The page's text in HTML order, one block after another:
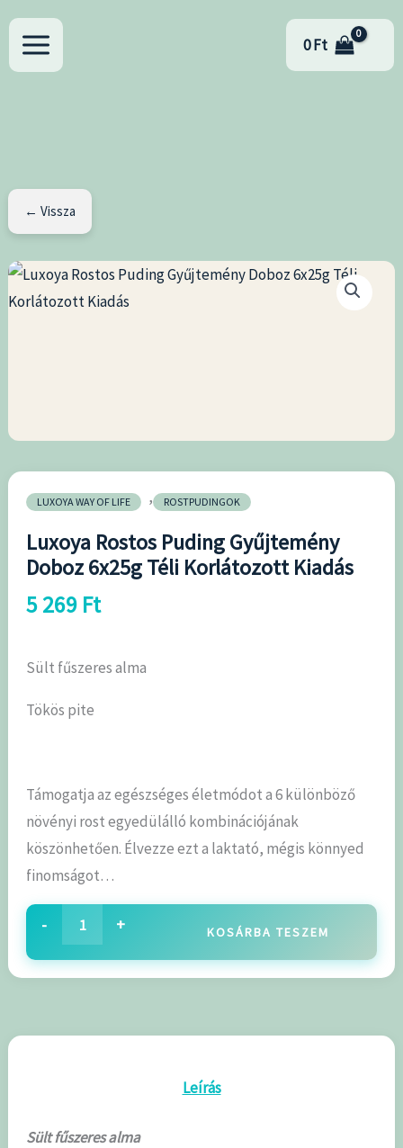
content
0Ft
← Vissza
LUXOYA WAY OF LIFE , ROSTPUDINGOK
Luxoya Rostos Puding Gyűjtemény
Doboz 6x25g Téli Korlátozott Kiadás
5 269 Ft
Sült fűszeres alma
Tökös pite
Támogatja az egészséges életmódot a 6 különböző
növényi rost egyedülálló kombinációjának
köszönhetően. Élvezze ezt a laktató, mégis könnyed
finomságot…
-
Luxoya
Rostos
Kiadás
mennyiség
+ KOSÁRBA TESZEM
Leírás
Sült fűszeres alma